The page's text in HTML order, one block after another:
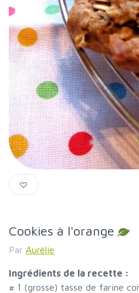
Cookies à l'orange
Par Aurélie
Ingrédients de la recette :
# 1 (grosse) tasse de farine